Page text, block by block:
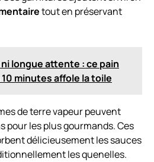
tout en préservant
ni longue attente : ce pain
minutes affole la toile
de terre vapeur peuvent
pour les plus gourmands. Ces
délicieusement les sauces
les quenelles.